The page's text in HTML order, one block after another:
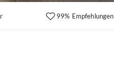
99% Empfehlungen